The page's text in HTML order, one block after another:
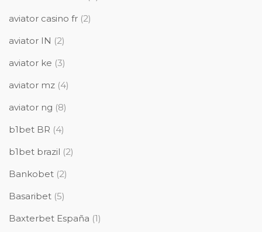
aviator casino fr (2)
aviator IN (2)
aviator ke (3)
aviator mz (4)
aviator ng (8)
b1bet BR (4)
b1bet brazil (2)
Bankobet (2)
Basaribet (5)
Baxterbet España (1)